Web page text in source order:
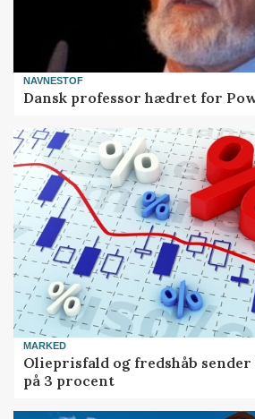
NAVNESTOF
Dansk professor hædret for
MARKED
Olieprisfald og fredshåb
på 3 procent